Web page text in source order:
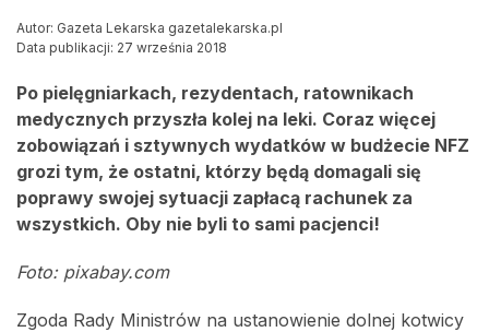
Autor: Gazeta Lekarska gazetalekarska.pl
Data publikacji: 27 września 2018
Po pielęgniarkach, rezydentach, ratownikach
medycznych przyszła kolej na leki. Coraz więcej
zobowiązań i sztywnych wydatków w budżecie NFZ
grozi tym, że ostatni, którzy będą domagali się
poprawy swojej sytuacji zapłacą rachunek za
wszystkich. Oby nie byli to sami pacjenci!
Foto: pixabay.com
Zgoda Rady Ministrów na ustanowienie dolnej kotwicy